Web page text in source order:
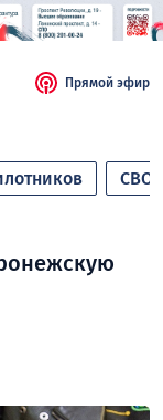
Прямой эфир
СВО